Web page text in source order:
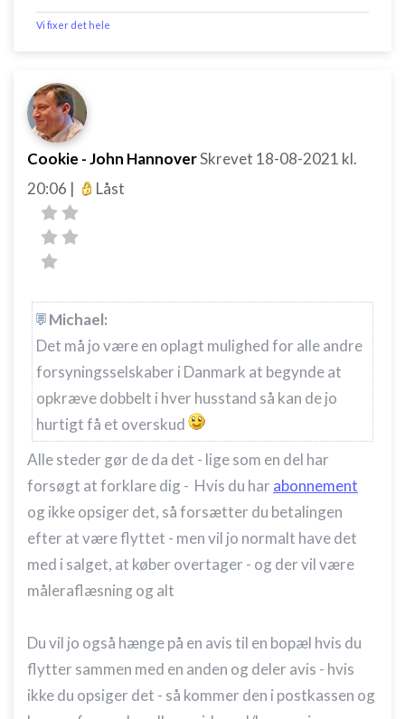
Vi fixer det hele
Cookie - John HannoverSkrevet 18-08-2021 kl.
20:06 | Låst
Michael:
Det må jo være en oplagt mulighed for alle andre
forsyningsselskaber i Danmark at begynde at
opkræve dobbelt i hver husstand så kan de jo
hurtigt få et overskud
Alle steder gør de da det - lige som en del har
forsøgt at forklare dig - Hvis du har abonnement
og ikke opsiger det, så forsætter du betalingen
efter at være flyttet - men vil jo normalt have det
med i salget, at køber overtager - og der vil være
måleraflæsning og alt
Du vil jo også hænge på en avis til en bopæl hvis du
flytter sammen med en anden og deler avis - hvis
ikke du opsiger det - så kommer den i postkassen og